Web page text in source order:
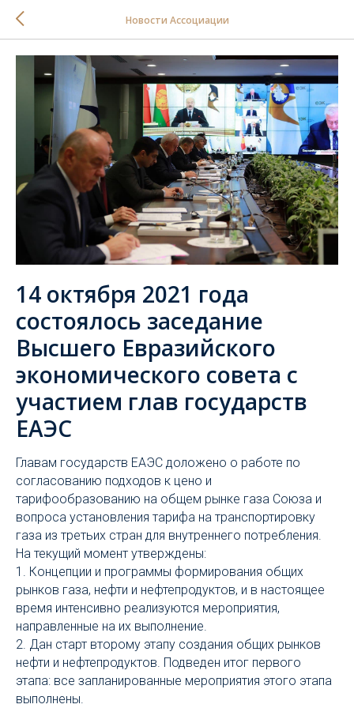
Новости Ассоциации
14 октября 2021 года
состоялось заседание
Высшего Евразийского
экономического совета с
участием глав государств
ЕАЭС
Главам государств ЕАЭС доложено о работе по
согласованию подходов к цено и
тарифообразованию на общем рынке газа Союза и
вопроса установления тарифа на транспортировку
газа из третьих стран для внутреннего потребления.
На текущий момент утверждены:
1. Концепции и программы формирования общих
рынков газа, нефти и нефтепродуктов, и в настоящее
время интенсивно реализуются мероприятия,
направленные на их выполнение.
2. Дан старт второму этапу создания общих рынков
нефти и нефтепродуктов. Подведен итог первого
этапа: все запланированные мероприятия этого этапа
выполнены.